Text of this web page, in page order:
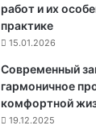
работ и их
практике
15.01.2026
Современный
гармоничное
комфортной
19.12.2025